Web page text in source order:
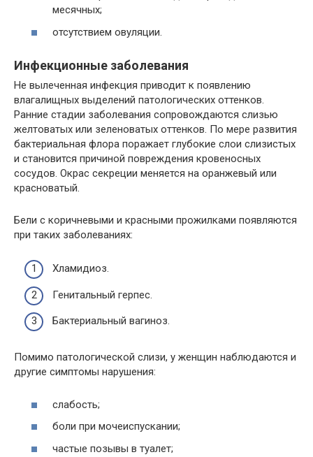
месячных;
отсутствием овуляции.
Инфекционные заболевания
Не вылеченная инфекция приводит к появлению
влагалищных выделений патологических оттенков.
Ранние стадии заболевания сопровождаются слизью
желтоватых или зеленоватых оттенков. По мере развития
бактериальная флора поражает глубокие слои слизистых
и становится причиной повреждения кровеносных
сосудов. Окрас секреции меняется на оранжевый или
красноватый.
Бели с коричневыми и красными прожилками появляются
при таких заболеваниях:
Хламидиоз.
Генитальный герпес.
Бактериальный вагиноз.
Помимо патологической слизи, у женщин наблюдаются и
другие симптомы нарушения:
слабость;
боли при мочеиспускании;
частые позывы в туалет;